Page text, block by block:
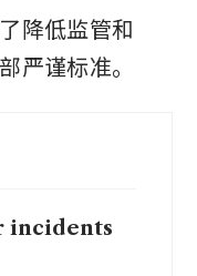
降低监管和
严谨标准。
incidents